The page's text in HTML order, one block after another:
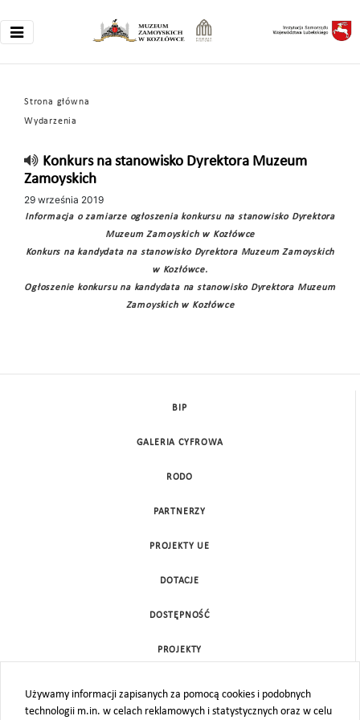
Strona główna
Wydarzenia
Konkurs na stanowisko Dyrektora Muzeum
Zamoyskich
29 września 2019
Informacja o zamiarze ogłoszenia konkursu na stanowisko Dyrektora
Muzeum Zamoyskich w Kozłówce
Konkurs na kandydata na stanowisko Dyrektora Muzeum Zamoyskich
w Kozłówce.
Ogłoszenie konkursu na kandydata na stanowisko Dyrektora Muzeum
Zamoyskich w Kozłówce
Używamy informacji zapisanych za pomocą cookies i podobnych
technologii m.in. w celach reklamowych i statystycznych oraz w celu
BIP
GALERIA CYFROWA
RODO
PARTNERZY
PROJEKTY UE
DOTACJE
DOSTĘPNOŚĆ
PROJEKTY